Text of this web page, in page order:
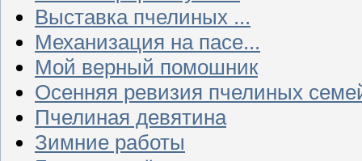
Выставка пчелиных ...
Механизация на пасе...
Мой верный помошник
Осенняя ревизия пчелиных
Пчелиная девятина
Зимние работы